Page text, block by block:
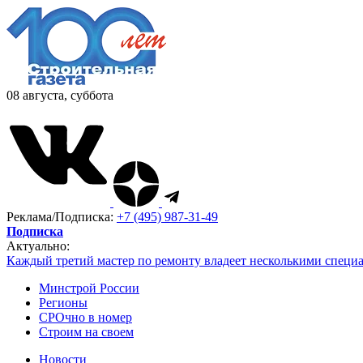
08 августа, суббота
Реклама/Подписка: +7 (495) 987-31-49
Подписка
Актуально:
Каждый третий мастер по ремонту владеет несколькими
Минстрой России
Регионы
СРОчно в номер
Строим на своем
Новости